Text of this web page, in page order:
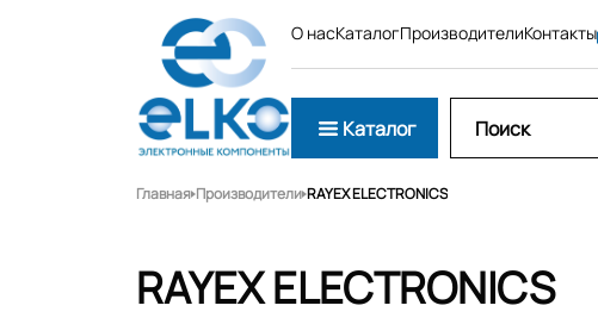
О насКаталогПроизводителиКонтакты
Каталог
Главная Производители RAYEX ELECTRONICS
RAYEX ELECTRONICS